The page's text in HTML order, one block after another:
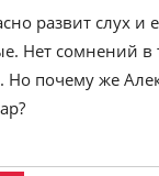
развит слух и
Нет сомнений в
Но почему же